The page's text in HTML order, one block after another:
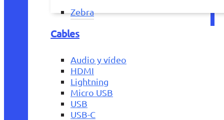
Zebra
Cables
Audio y vídeo
HDMI
Lightning
Micro USB
USB
USB-C